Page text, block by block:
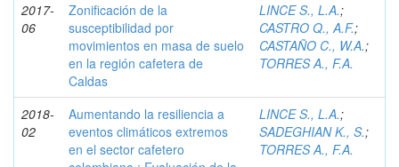
2017-
06
Zonificación de la
susceptibilidad por
movimientos en masa de suelo
en la región cafetera de
Caldas
LINCE S., L.A.;
CASTRO Q., A.F.;
CASTAÑO C., W.A.;
TORRES A., F.A.
2018-
02
Aumentando la resiliencia a
eventos climáticos extremos
en el sector cafetero
LINCE S., L.A.;
SADEGHIAN K., S.;
TORRES A., F.A.